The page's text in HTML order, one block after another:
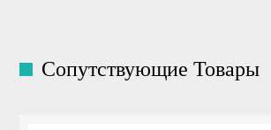
Сопутствующие Товары